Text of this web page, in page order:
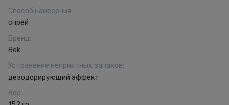
Способ нанесения:
спрей
Бренд:
Bek
Устранение неприятных запахов:
дезодорирующий эффект
Вес: